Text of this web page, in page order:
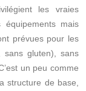
les vraies
équipements mais
prévues pour les
sans gluten), sans
un peu comme
structure de base,